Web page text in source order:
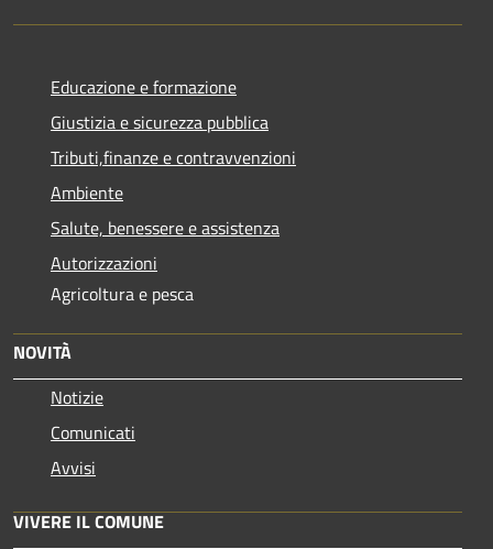
Educazione e formazione
Giustizia e sicurezza pubblica
Tributi,finanze e contravvenzioni
Ambiente
Salute, benessere e assistenza
Autorizzazioni
Agricoltura e pesca
NOVITÀ
Notizie
Comunicati
Avvisi
VIVERE IL COMUNE